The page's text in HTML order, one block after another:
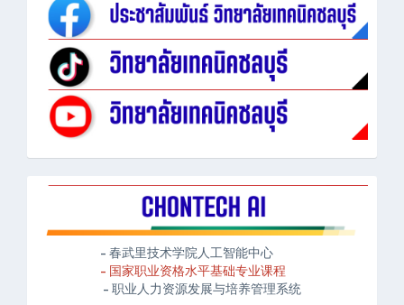
- 春武里技术学院人工智能中心
- 国家职业资格水平基础专业课程
- 职业人力资源发展与培养管理系统